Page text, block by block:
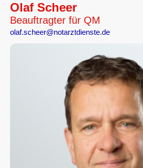
Olaf Scheer
Beauftragter für QM
olaf.scheer@notarztdienste.de